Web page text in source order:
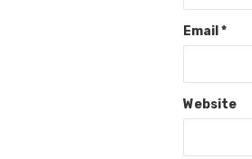
Email *
Website